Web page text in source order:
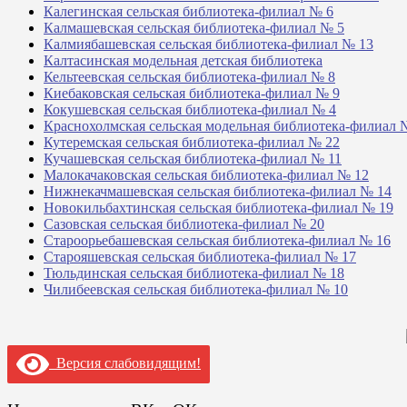
Калегинская сельская библиотека-филиал № 6
Калмашевская сельская библиотека-филиал № 5
Калмиябашевская сельская библиотека-филиал № 13
Калтасинская модельная детская библиотека
Кельтеевская сельская библиотека-филиал № 8
Киебаковская сельская библиотека-филиал № 9
Кокушевская сельская библиотека-филиал № 4
Краснохолмская сельская модельная библиотека-филиал
Кутеремская сельская библиотека-филиал № 22
Кучашевская сельская библиотека-филиал № 11
Малокачаковская сельская библиотека-филиал № 12
Нижнекачмашевская сельская библиотека-филиал № 14
Новокильбахтинская сельская библиотека-филиал № 19
Сазовская сельская библиотека-филиал № 20
Староорьебашевская сельская библиотека-филиал № 16
Старояшевская сельская библиотека-филиал № 17
Тюльдинская сельская библиотека-филиал № 18
Чилибеевская сельская библиотека-филиал № 10
Версия слабовидящим!